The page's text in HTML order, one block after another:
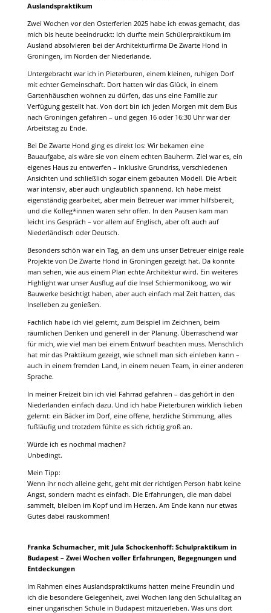
Auslandspraktikum
Zwei Wochen vor den Osterferien 2025 habe ich etwas gemacht, das
mich bis heute beeindruckt: Ich durfte mein Schülerpraktikum im
Ausland absolvieren bei der Architekturfirma De Zwarte Hond in
Groningen, im Norden der Niederlande.
Untergebracht war ich in Pieterburen, einem kleinen, ruhigen Dorf
mit echter Gemeinschaft. Dort hatten wir das Glück, in einem
Gartenhäuschen wohnen zu dürfen, das uns eine Familie zur
Verfügung gestellt hat. Von dort bin ich jeden Morgen mit dem Bus
nach Groningen gefahren – und gegen 16 oder 16:30 Uhr war der
Arbeitstag zu Ende.
Bei De Zwarte Hond ging es direkt los: Wir bekamen eine
Bauaufgabe, als wäre sie von einem echten Bauherrn. Ziel war es, ein
eigenes Haus zu entwerfen – inklusive Grundriss, verschiedenen
Ansichten und schließlich sogar einem gebauten Modell. Die Arbeit
war intensiv, aber auch unglaublich spannend. Ich habe meist
eigenständig gearbeitet, aber mein Betreuer war immer hilfsbereit,
und die Kolleg*innen waren sehr offen. In den Pausen kam man
leicht ins Gespräch – vor allem auf Englisch, aber oft auch auf
Niederländisch oder Deutsch.
Besonders schön war ein Tag, an dem uns unser Betreuer einige reale
Projekte von De Zwarte Hond in Groningen gezeigt hat. Da konnte
man sehen, wie aus einem Plan echte Architektur wird. Ein weiteres
Highlight war unser Ausflug auf die Insel Schiermonikoog, wo wir
Bauwerke besichtigt haben, aber auch einfach mal Zeit hatten, das
Inselleben zu genießen.
Fachlich habe ich viel gelernt, zum Beispiel im Zeichnen, beim
räumlichen Denken und generell in der Planung. Überraschend war
für mich, wie viel man bei einem Entwurf beachten muss. Menschlich
hat mir das Praktikum gezeigt, wie schnell man sich einleben kann –
auch in einem fremden Land, in einem neuen Team, in einer anderen
Sprache.
In meiner Freizeit bin ich viel Fahrrad gefahren – das gehört in den
Niederlanden einfach dazu. Und ich habe Pieterburen wirklich lieben
gelernt: ein Bäcker im Dorf, eine offene, herzliche Stimmung, alles
fußläufig und trotzdem fühlte es sich richtig groß an.
Würde ich es nochmal machen?
Unbedingt.
Mein Tipp:
Wenn ihr noch alleine geht, geht mit der richtigen Person habt keine
Angst, sondern macht es einfach. Die Erfahrungen, die man dabei
sammelt, bleiben im Kopf und im Herzen. Am Ende kann nur etwas
Gutes dabei rauskommen!
Franka Schumacher, mit Jula Schockenhoff: Schulpraktikum in
Budapest – Zwei Wochen voller Erfahrungen, Begegnungen und
Entdeckungen
Im Rahmen eines Auslandspraktikums hatten meine Freundin und
ich die besondere Gelegenheit, zwei Wochen lang den Schulalltag an
einer ungarischen Schule in Budapest mitzuerleben. Was uns dort